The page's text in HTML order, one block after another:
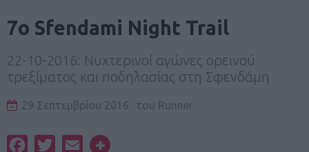
7ο Sfendami Night Trail
22-10-2016: Νυχτερινοί αγώνες ορεινού
τρεξίματος και ποδηλασίας στη Σφενδάμη
29 Σεπτεμβρίου 2016 του Runner
FacebookTwitterEmail